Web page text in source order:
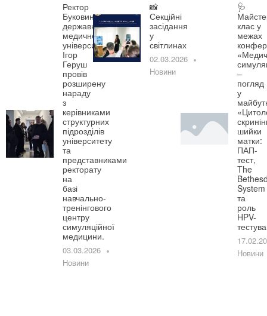
Ректор
Буковинського
державного
медичного
університету
Ігор
Геруш
провів
розширену
нараду
з
керівниками
структурних
підрозділів
університету
та
представниками
ректорату
на
базі
навчально-
тренінгового
центру
симуляційної
медицини.
03.03.2026
Новини
📸
Секційні
засідання
у
світлинах
02.03.2026
Новини
🩺
клас у
межах
–
погляд
у
шийки
матки:
ПАП-
тест,
The
System
та
роль
HPV-
Новини